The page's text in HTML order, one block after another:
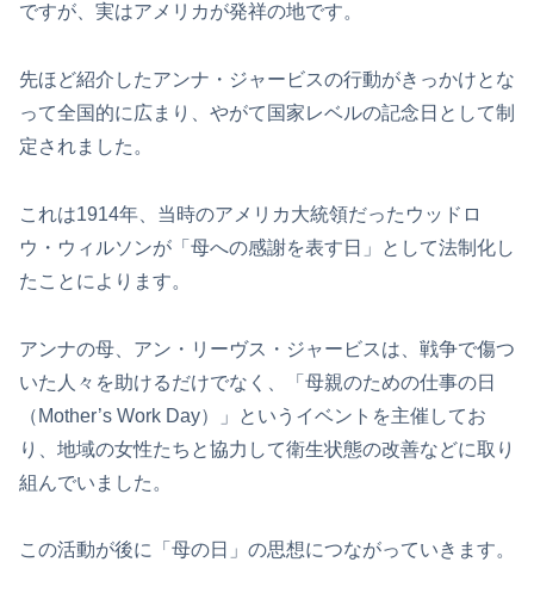
ですが、実はアメリカが発祥の地です。
先ほど紹介したアンナ・ジャービスの行動がきっかけとな
って全国的に広まり、やがて国家レベルの記念日として制
定されました。
これは1914年、当時のアメリカ大統領だったウッドロ
ウ・ウィルソンが「母への感謝を表す日」として法制化し
たことによります。
アンナの母、アン・リーヴス・ジャービスは、戦争で傷つ
いた人々を助けるだけでなく、「母親のための仕事の日
（Mother’s Work Day）」というイベントを主催してお
り、地域の女性たちと協力して衛生状態の改善などに取り
組んでいました。
この活動が後に「母の日」の思想につながっていきます。